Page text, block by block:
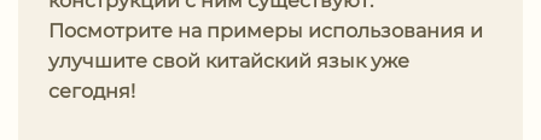
Посмотрите на примеры использования и
улучшите свой китайский язык уже
сегодня!